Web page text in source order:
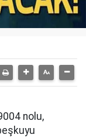
nolu,